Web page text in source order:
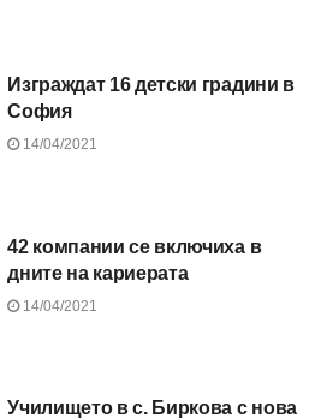
Изграждат 16 детски градини в
София
14/04/2021
42 компании се включиха в
дните на кариерата
14/04/2021
Училището в с. Биркова с нова